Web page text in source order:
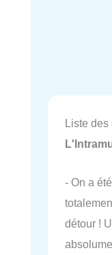
Liste des
- On a
détour !